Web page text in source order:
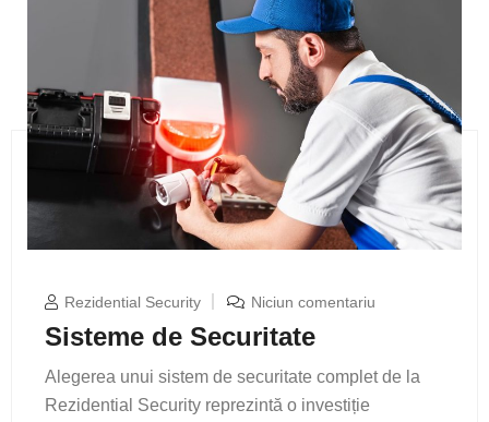
Rezidential Security Niciun comentariu
Sisteme de Securitate
Alegerea unui sistem de securitate complet de la
Rezidential Security reprezintă o investiție